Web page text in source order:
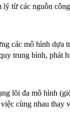
lý từ các nguồn
các mô hình dựa
trung bình, phát
lõi đa mô hình
cùng nhau thay